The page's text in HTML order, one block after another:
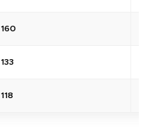
160
133
118